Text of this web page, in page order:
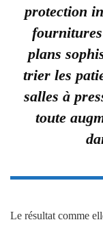
protection
fournitures
plans
trier les
salles à
toute
Le résultat comme